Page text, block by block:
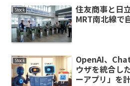
Stock
住友商事と日
MRT南北線で
Stock
OpenAI、
ウザを統合し
ーアプリ」を